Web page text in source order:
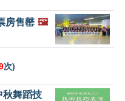
房售罄 🖼️
次)
秋舞蹈技